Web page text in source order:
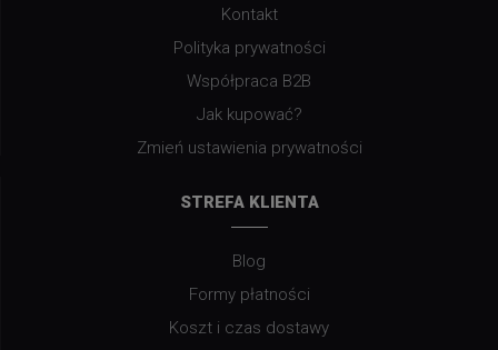
Kontakt
Polityka prywatności
Współpraca B2B
Jak kupować?
Zmień ustawienia prywatności
STREFA KLIENTA
Blog
Formy płatności
Koszt i czas dostawy